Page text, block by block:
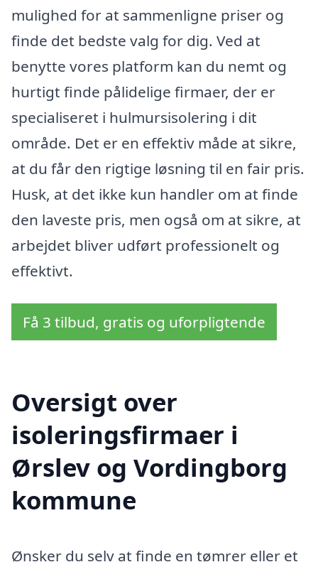
mulighed for at sammenligne priser og
finde det bedste valg for dig. Ved at
benytte vores platform kan du nemt og
hurtigt finde pålidelige firmaer, der er
specialiseret i hulmursisolering i dit
område. Det er en effektiv måde at sikre,
at du får den rigtige løsning til en fair pris.
Husk, at det ikke kun handler om at finde
den laveste pris, men også om at sikre, at
arbejdet bliver udført professionelt og
effektivt.
Få 3 tilbud, gratis og uforpligtende
Oversigt over
isoleringsfirmaer i
Ørslev og Vordingborg
kommune
Ønsker du selv at finde en tømrer eller et